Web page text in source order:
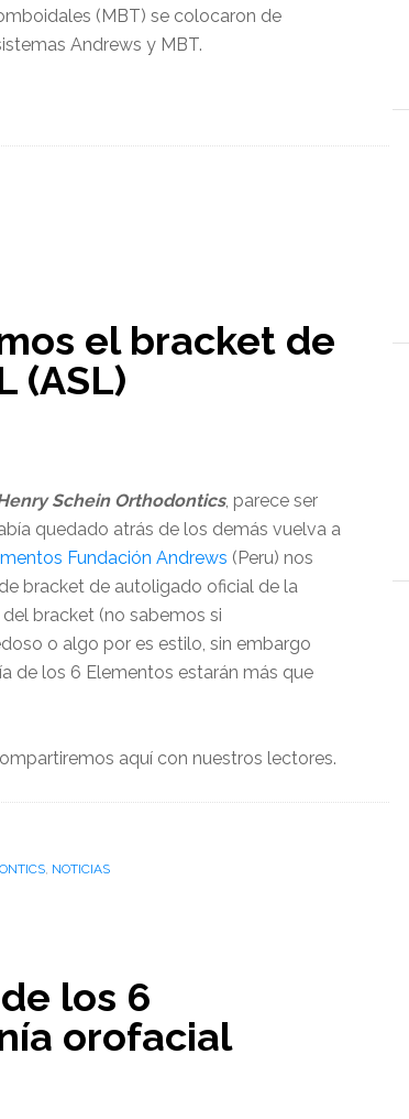
(MBT) se colocaron de
Andrews y MBT.
el bracket de
(ASL)
Schein Orthodontics, parece ser
quedado atrás de los demás vuelva a
Fundación Andrews (Peru) nos
bracket de autoligado oficial de la
bracket (no sabemos si
o algo por es estilo, sin embargo
de los 6 Elementos estarán más que
aquí con nuestros lectores.
, NOTICIAS
los 6
orofacial